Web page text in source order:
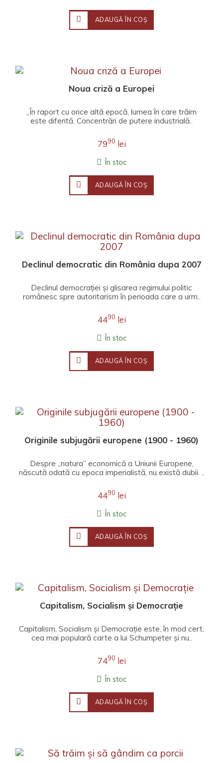
ADAUGĂ ÎN COŞ
Noua criză a Europei
„În raport cu orice altă epocă, lumea în care trăim
este diferită. Concentrări de putere industrială..
7990 lei
În stoc
ADAUGĂ ÎN COŞ
Declinul democratic din România dupa 2007
Declinul democrației și glisarea regimului politic
românesc spre autoritarism în perioada care a urm..
4490 lei
În stoc
ADAUGĂ ÎN COŞ
Originile subjugării europene (1900 - 1960)
Despre „natura” economică a Uniunii Europene,
născută odată cu epoca imperialistă, nu există dubii. ..
4490 lei
În stoc
ADAUGĂ ÎN COŞ
Capitalism, Socialism și Democrație
Capitalism, Socialism și Democrație este, în mod cert,
cea mai populară carte a lui Schumpeter și nu..
7490 lei
În stoc
ADAUGĂ ÎN COŞ